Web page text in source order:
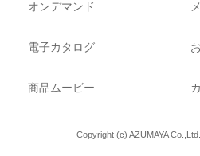
オンデマンド
電子カタログ
商品ムービー
Copyright (c) AZUMAYA